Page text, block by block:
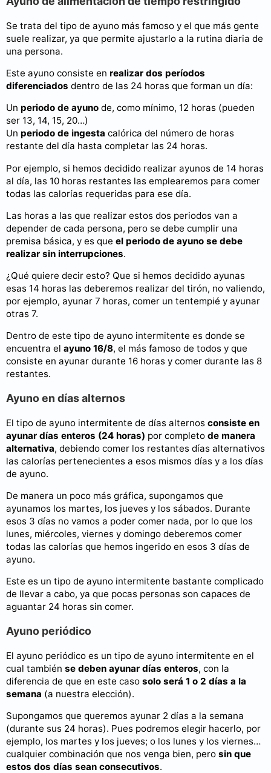
Se trata del tipo de ayuno más famoso y el que más gente
suele realizar, ya que permite ajustarlo a la rutina diaria de
una persona.
Este ayuno consiste en realizar dos períodos
diferenciados dentro de las 24 horas que forman un día:
Un periodo de ayuno de, como mínimo, 12 horas (pueden
ser 13, 14, 15, 20…)
Un periodo de ingesta calórica del número de horas
restante del día hasta completar las 24 horas.
Por ejemplo, si hemos decidido realizar ayunos de 14 horas
al día, las 10 horas restantes las emplearemos para comer
todas las calorías requeridas para ese día.
Las horas a las que realizar estos dos periodos van a
depender de cada persona, pero se debe cumplir una
premisa básica, y es que el periodo de ayuno se debe
realizar sin interrupciones.
¿Qué quiere decir esto? Que si hemos decidido ayunas
esas 14 horas las deberemos realizar del tirón, no valiendo,
por ejemplo, ayunar 7 horas, comer un tentempié y ayunar
otras 7.
Dentro de este tipo de ayuno intermitente es donde se
encuentra el ayuno 16/8, el más famoso de todos y que
consiste en ayunar durante 16 horas y comer durante las 8
restantes.
Ayuno en días alternos
El tipo de ayuno intermitente de días alternos consiste en
ayunar días enteros (24 horas) por completo de manera
alternativa, debiendo comer los restantes días alternativos
las calorías pertenecientes a esos mismos días y a los días
de ayuno.
De manera un poco más gráfica, supongamos que
ayunamos los martes, los jueves y los sábados. Durante
esos 3 días no vamos a poder comer nada, por lo que los
lunes, miércoles, viernes y domingo deberemos comer
todas las calorías que hemos ingerido en esos 3 días de
ayuno.
Este es un tipo de ayuno intermitente bastante complicado
de llevar a cabo, ya que pocas personas son capaces de
aguantar 24 horas sin comer.
Ayuno periódico
El ayuno periódico es un tipo de ayuno intermitente en el
cual también se deben ayunar días enteros, con la
diferencia de que en este caso solo será 1 o 2 días a la
semana (a nuestra elección).
Supongamos que queremos ayunar 2 días a la semana
(durante sus 24 horas). Pues podremos elegir hacerlo, por
ejemplo, los martes y los jueves; o los lunes y los viernes…
cualquier combinación que nos venga bien, pero sin que
estos dos días sean consecutivos.